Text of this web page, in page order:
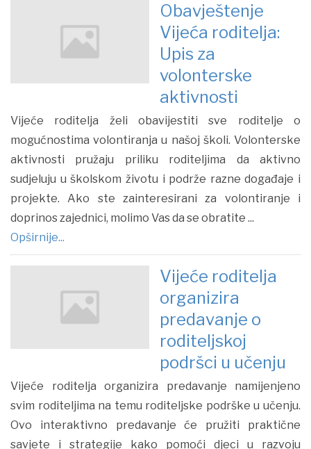
Obavještenje
Vijeća roditelja:
Upis za
volonterske
aktivnosti
Vijeće roditelja želi obavijestiti sve roditelje o
mogućnostima volontiranja u našoj školi. Volonterske
aktivnosti pružaju priliku roditeljima da aktivno
sudjeluju u školskom životu i podrže razne događaje i
projekte. Ako ste zainteresirani za volontiranje i
doprinos zajednici, molimo Vas da se obratite ...
Opširnije...
Vijeće roditelja
organizira
predavanje o
roditeljskoj
podršci u učenju
Vijeće roditelja organizira predavanje namijenjeno
svim roditeljima na temu roditeljske podrške u učenju.
Ovo interaktivno predavanje će pružiti praktične
savjete i strategije kako pomoći djeci u razvoju